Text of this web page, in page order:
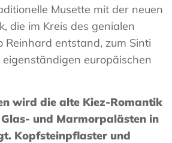
Musette mit der neuen
die im Kreis des genialen
Reinhard entstand, zum Sinti
europäischen
wird die alte Kiez-Romantik
und Marmorpalästen in
Kopfsteinpflaster und